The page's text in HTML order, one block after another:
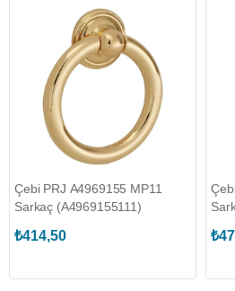
Çebi PRJ A4969155 MP11
Sarkaç (A4969155111)
₺414,50